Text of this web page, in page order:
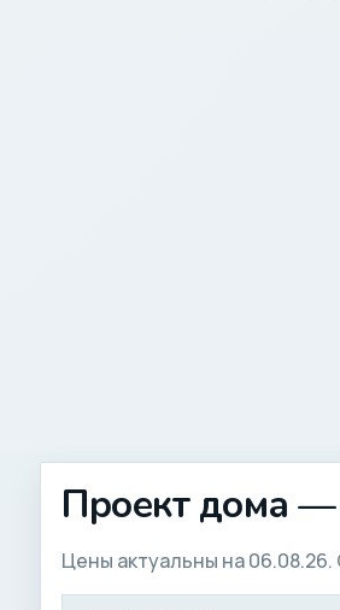
Проект дома
Цены актуальны на